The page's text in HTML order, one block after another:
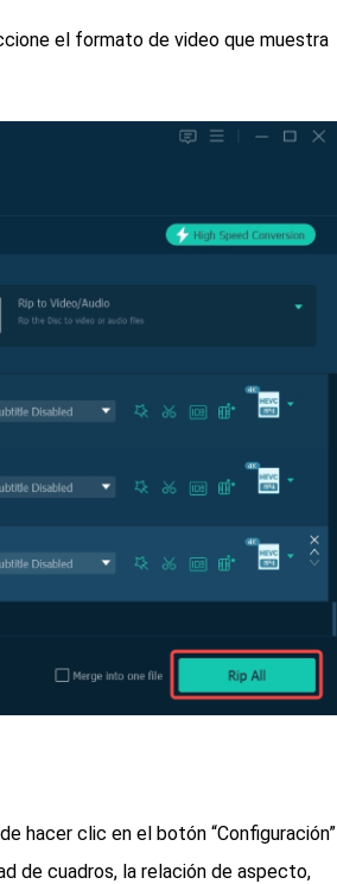
el formato de video que muestra
hacer clic en el botón “Configuración”
de cuadros, la relación de aspecto,